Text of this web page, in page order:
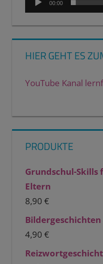
00:00
HIER GEHT ES
YouTube Kanal
PRODUKTE
Grundschul-Skills
Eltern
8,90 €
4,90 €